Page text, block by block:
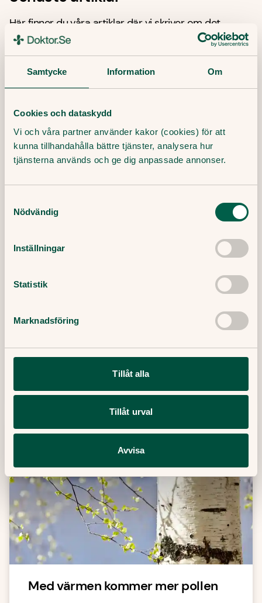
Samtycke Information Om
Cookies och dataskydd
Vi och våra partner använder kakor (cookies) för att
kunna tillhandahålla bättre tjänster, analysera hur
tjänsterna används och ge dig anpassade annonser.
Nödvändig
Inställningar
Statistik
Marknadsföring
Tillåt alla
Tillåt urval
Avvisa
Här finner du våra artiklar där vi skriver om det
senaste inom sjukvård, hälsa och medicin.
Därför kan det vara svårt att gå ner
i vikt
Att gå ner i vikt är sällan så enkelt som att
bara bestämma sig. Allt fler förstår idag att
kroppsvikten påverkas av mycket mer än vilja
och disciplin. Filip Saxena är specialistläkare i
frågor om viktnedgång.
Med värmen kommer mer pollen